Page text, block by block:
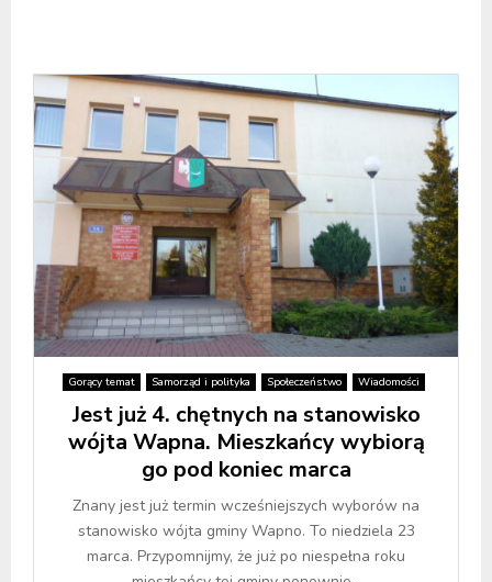
Gorący temat Samorząd i polityka Społeczeństwo Wiadomości
Jest już 4. chętnych na stanowisko
wójta Wapna. Mieszkańcy wybiorą
go pod koniec marca
Znany jest już termin wcześniejszych wyborów na
stanowisko wójta gminy Wapno. To niedziela 23
marca. Przypomnijmy, że już po niespełna roku